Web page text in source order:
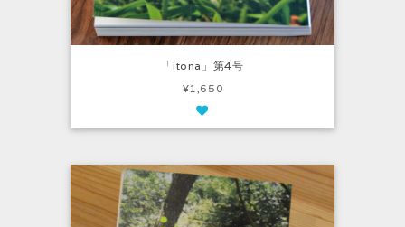
「itona」第4号
¥1,650